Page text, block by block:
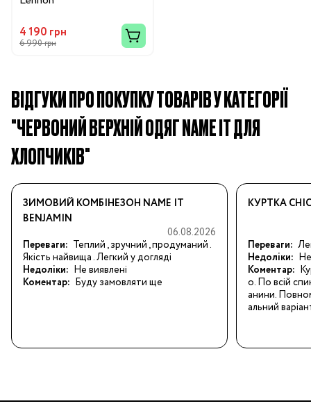
4 190 грн
6 990 грн
ВІДГУКИ ПРО ПОКУПКУ ТОВАРІВ У КАТЕГОРІЇ
"ЧЕРВОНИЙ ВЕРХНІЙ ОДЯГ NAME IT ДЛЯ
ХЛОПЧИКІВ"
ЗИМОВИЙ КОМБІНЕЗОН NAME IT
BENJAMIN
06.08.2026
Переваги: Теплий , зручний , продуманий .
Якість найвища . Легкий у догляді
Недоліки: Не виявлені
Коментар: Буду замовляти ще
КУРТКА
Переваги:
Недоліки:
Коментар:
о. По всій
анини.
альний